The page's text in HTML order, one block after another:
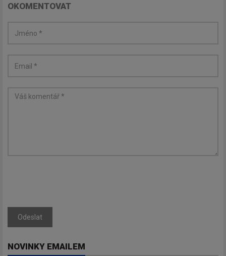
OKOMENTOVAT
Odeslat
NOVINKY EMAILEM